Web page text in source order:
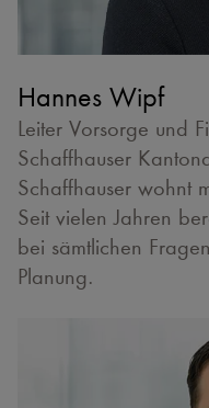
Hannes Wipf
Leiter Vorsorge und
Schaffhauser
Schaffhauser wohnt
Seit vielen Jahren
bei sämtlichen
Planung.